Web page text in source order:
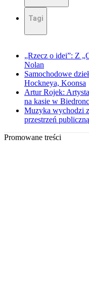
Tagi
„Rzecz o idei”: Z
Nolan
Samochodowe
Hockneya, Koonsa
Artur Rojek:
na kasie w
Muzyka wychodzi
przestrzeń
Promowane treści